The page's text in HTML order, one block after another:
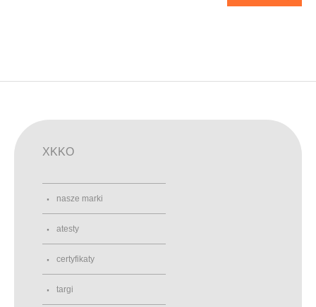
XKKO
nasze marki
atesty
certyfikaty
targi